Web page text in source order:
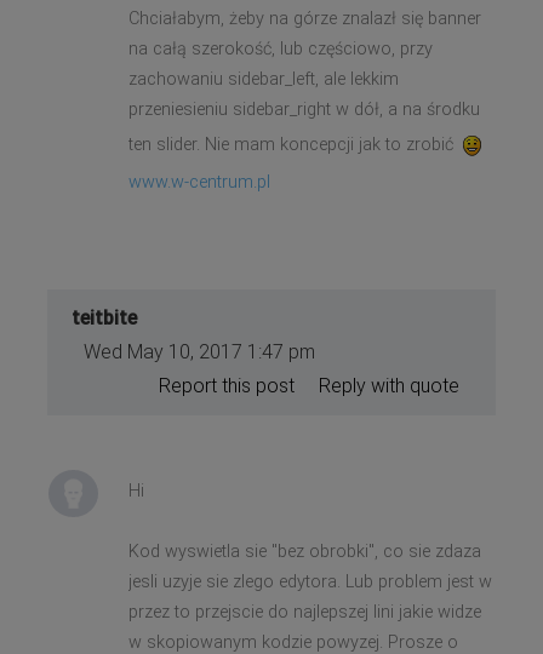
Chciałabym, żeby na górze znalazł się banner
na całą szerokość, lub częściowo, przy
zachowaniu sidebar_left, ale lekkim
przeniesieniu sidebar_right w dół, a na środku
ten slider. Nie mam koncepcji jak to zrobić
www.w-centrum.pl
teitbite
Wed May 10, 2017 1:47 pm
Reply with quote
Report this post
Hi
Kod wyswietla sie "bez obrobki", co sie zdaza
jesli uzyje sie zlego edytora. Lub problem jest w
przez to przejscie do najlepszej lini jakie widze
w skopiowanym kodzie powyzej. Prosze o